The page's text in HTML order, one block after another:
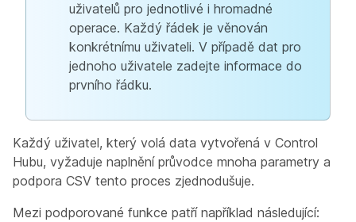
uživatelů pro jednotlivé i hromadné
operace. Každý řádek je věnován
konkrétnímu uživateli. V případě dat pro
jednoho uživatele zadejte informace do
prvního řádku.
Každý uživatel, který volá data vytvořená v Control
Hubu, vyžaduje naplnění průvodce mnoha parametry a
podpora CSV tento proces zjednodušuje.
Mezi podporované funkce patří například následující: